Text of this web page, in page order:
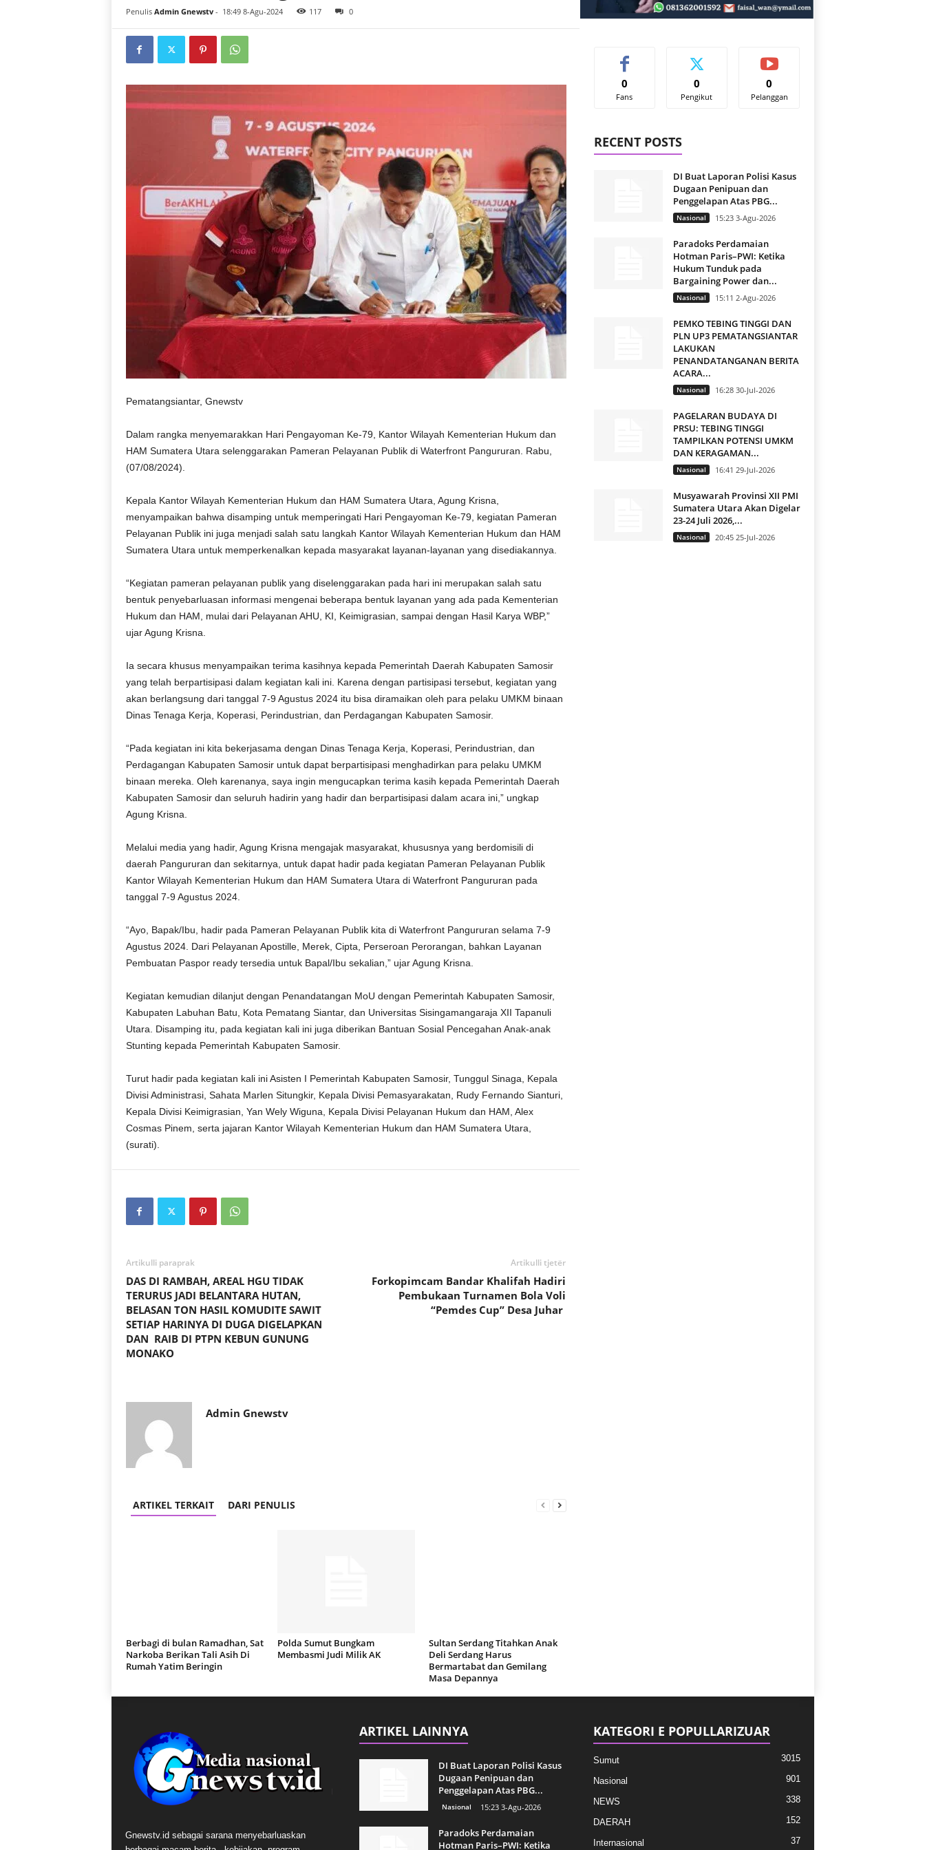
Penulis Admin Gnewstv- 18:49 8-Agu-2024 117 0
Pematangsiantar, Gnewstv
Dalam rangka menyemarakkan Hari Pengayoman Ke-79, Kantor Wilayah Kementerian Hukum dan
HAM Sumatera Utara selenggarakan Pameran Pelayanan Publik di Waterfront Pangururan. Rabu,
(07/08/2024).
Kepala Kantor Wilayah Kementerian Hukum dan HAM Sumatera Utara, Agung Krisna,
menyampaikan bahwa disamping untuk memperingati Hari Pengayoman Ke-79, kegiatan Pameran
Pelayanan Publik ini juga menjadi salah satu langkah Kantor Wilayah Kementerian Hukum dan HAM
Sumatera Utara untuk memperkenalkan kepada masyarakat layanan-layanan yang disediakannya.
“Kegiatan pameran pelayanan publik yang diselenggarakan pada hari ini merupakan salah satu
bentuk penyebarluasan informasi mengenai beberapa bentuk layanan yang ada pada Kementerian
Hukum dan HAM, mulai dari Pelayanan AHU, KI, Keimigrasian, sampai dengan Hasil Karya WBP,”
ujar Agung Krisna.
Ia secara khusus menyampaikan terima kasihnya kepada Pemerintah Daerah Kabupaten Samosir
yang telah berpartisipasi dalam kegiatan kali ini. Karena dengan partisipasi tersebut, kegiatan yang
akan berlangsung dari tanggal 7-9 Agustus 2024 itu bisa diramaikan oleh para pelaku UMKM binaan
Dinas Tenaga Kerja, Koperasi, Perindustrian, dan Perdagangan Kabupaten Samosir.
“Pada kegiatan ini kita bekerjasama dengan Dinas Tenaga Kerja, Koperasi, Perindustrian, dan
Perdagangan Kabupaten Samosir untuk dapat berpartisipasi menghadirkan para pelaku UMKM
binaan mereka. Oleh karenanya, saya ingin mengucapkan terima kasih kepada Pemerintah Daerah
Kabupaten Samosir dan seluruh hadirin yang hadir dan berpartisipasi dalam acara ini,” ungkap
Agung Krisna.
Melalui media yang hadir, Agung Krisna mengajak masyarakat, khususnya yang berdomisili di
daerah Pangururan dan sekitarnya, untuk dapat hadir pada kegiatan Pameran Pelayanan Publik
Kantor Wilayah Kementerian Hukum dan HAM Sumatera Utara di Waterfront Pangururan pada
tanggal 7-9 Agustus 2024.
“Ayo, Bapak/Ibu, hadir pada Pameran Pelayanan Publik kita di Waterfront Pangururan selama 7-9
Agustus 2024. Dari Pelayanan Apostille, Merek, Cipta, Perseroan Perorangan, bahkan Layanan
Pembuatan Paspor ready tersedia untuk Bapal/Ibu sekalian,” ujar Agung Krisna.
Kegiatan kemudian dilanjut dengan Penandatangan MoU dengan Pemerintah Kabupaten Samosir,
Kabupaten Labuhan Batu, Kota Pematang Siantar, dan Universitas Sisingamangaraja XII Tapanuli
Utara. Disamping itu, pada kegiatan kali ini juga diberikan Bantuan Sosial Pencegahan Anak-anak
Stunting kepada Pemerintah Kabupaten Samosir.
Turut hadir pada kegiatan kali ini Asisten I Pemerintah Kabupaten Samosir, Tunggul Sinaga, Kepala
Divisi Administrasi, Sahata Marlen Situngkir, Kepala Divisi Pemasyarakatan, Rudy Fernando Sianturi,
Kepala Divisi Keimigrasian, Yan Wely Wiguna, Kepala Divisi Pelayanan Hukum dan HAM, Alex
Cosmas Pinem, serta jajaran Kantor Wilayah Kementerian Hukum dan HAM Sumatera Utara,
(surati).
Artikulli paraprak
DAS DI RAMBAH, AREAL HGU TIDAK
TERURUS JADI BELANTARA HUTAN,
BELASAN TON HASIL KOMUDITE SAWIT
SETIAP HARINYA DI DUGA DIGELAPKAN
DAN RAIB DI PTPN KEBUN GUNUNG
MONAKO
Artikulli tjetër
Forkopimcam Bandar Khalifah Hadiri
Pembukaan Turnamen Bola Voli
“Pemdes Cup” Desa Juhar
Admin Gnewstv
ARTIKEL TERKAIT DARI PENULIS
Berbagi di bulan Ramadhan, Sat
Narkoba Berikan Tali Asih Di
Rumah Yatim Beringin
Polda Sumut Bungkam
Membasmi Judi Milik AK
Sultan Serdang Titahkan Anak
Deli Serdang Harus
Bermartabat dan Gemilang
Masa Depannya
0
Fans
0
Pengikut
0
Pelanggan
RECENT POSTS
DI Buat Laporan Polisi Kasus
Dugaan Penipuan dan
Penggelapan Atas PBG...
Nasional 15:23 3-Agu-2026
Paradoks Perdamaian
Hotman Paris–PWI: Ketika
Hukum Tunduk pada
Bargaining Power dan...
Nasional 15:11 2-Agu-2026
PEMKO TEBING TINGGI DAN
PLN UP3 PEMATANGSIANTAR
LAKUKAN
PENANDATANGANAN BERITA
ACARA...
Nasional 16:28 30-Jul-2026
PAGELARAN BUDAYA DI
PRSU: TEBING TINGGI
TAMPILKAN POTENSI UMKM
DAN KERAGAMAN...
Nasional 16:41 29-Jul-2026
Musyawarah Provinsi XII PMI
Sumatera Utara Akan Digelar
23-24 Juli 2026,...
Nasional 20:45 25-Jul-2026
Gnewstv.id sebagai sarana menyebarluaskan
ARTIKEL LAINNYA
DI Buat Laporan Polisi Kasus
Dugaan Penipuan dan
Penggelapan Atas PBG...
Nasional 15:23 3-Agu-2026
Paradoks Perdamaian
Hotman Paris–PWI: Ketika
KATEGORI E POPULLARIZUAR
Sumut 3015
Nasional 901
NEWS 338
DAERAH 152
Internasional 37